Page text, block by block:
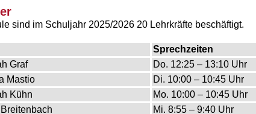
sind im Schuljahr 2025/2026 20 Lehrkräfte beschäftigt.
Sprechzeiten
Graf
Do. 12:25 – 13:10 Uhr
Mastio
Di. 10:00 – 10:45 Uhr
Kühn
Mo. 10:00 – 10:45 Uhr
Mi. 8:55 – 9:40 Uhr